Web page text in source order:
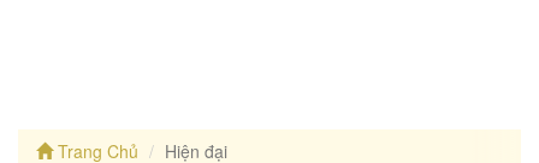
Trang Chủ Hiện đại